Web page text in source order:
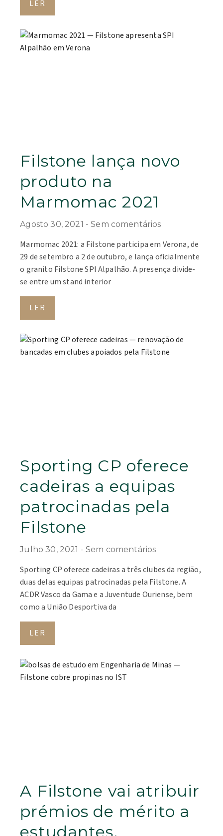
LER
Filstone lança novo
produto na
Marmomac 2021
Agosto 30, 2021 Sem comentários
Marmomac 2021: a Filstone participa em Verona, de
29 de setembro a 2 de outubro, e lança oficialmente
o granito Filstone SPI Alpalhão. A presença divide-
se entre um stand interior
LER
Sporting CP oferece
cadeiras a equipas
patrocinadas pela
Filstone
Julho 30, 2021 Sem comentários
Sporting CP oferece cadeiras a três clubes da região,
duas delas equipas patrocinadas pela Filstone. A
ACDR Vasco da Gama e a Juventude Ouriense, bem
como a União Desportiva da
LER
A Filstone vai atribuir
prémios de mérito a
estudantes.